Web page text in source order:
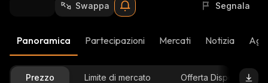
Swappa Segnala
Panoramica Partecipazioni Mercati Notizia
Prezzo Limite di mercato Offerta Disponibile